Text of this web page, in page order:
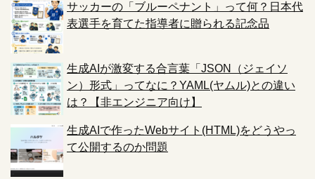
サッカーの「ブルーペナント」って何？日本代
表選手を育てた指導者に贈られる記念品
生成AIが激変する合言葉「JSON（ジェイソ
ン）形式」ってなに？YAML(ヤムル)との違い
は？【非エンジニア向け】
生成AIで作ったWebサイト(HTML)をどうやっ
て公開するのか問題